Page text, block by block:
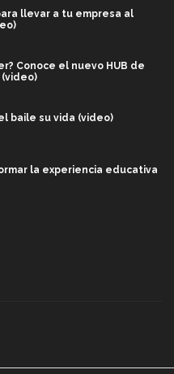
llevar a tu empresa al
Conoce el nuevo HUB de
(video)
baile su vida (video)
la experiencia educativa